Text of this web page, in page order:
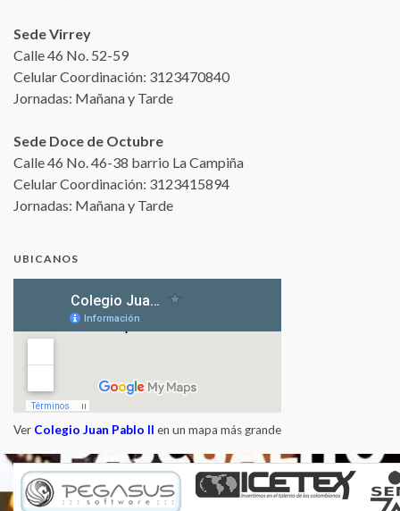
Sede Virrey
Calle 46 No. 52-59
Celular Coordinación: 3123470840
Jornadas: Mañana y Tarde
Sede Doce de Octubre
Calle 46 No. 46-38 barrio La Campiña
Celular Coordinación: 3123415894
Jornadas: Mañana y Tarde
UBICANOS
Ver Colegio Juan Pablo II en un mapa más grande